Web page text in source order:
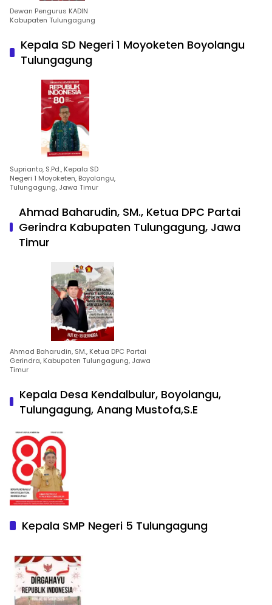
Dewan Pengurus KADIN
Kabupaten Tulungagung
Kepala SD Negeri 1 Moyoketen Boyolangu
Tulungagung
Suprianto, S.Pd., Kepala SD
Negeri 1 Moyoketen, Boyolangu,
Tulungagung, Jawa Timur
Ahmad Baharudin, SM., Ketua DPC Partai
Gerindra Kabupaten Tulungagung, Jawa
Timur
Ahmad Baharudin, SM., Ketua DPC Partai
Gerindra, Kabupaten Tulungagung, Jawa
Timur
Kepala Desa Kendalbulur, Boyolangu,
Tulungagung, Anang Mustofa,S.E
Kepala SMP Negeri 5 Tulungagung